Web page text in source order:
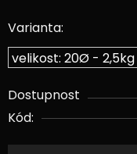
Varianta:
Dostupnost
Kód: